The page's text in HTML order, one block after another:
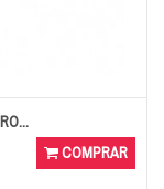
COMPRAR